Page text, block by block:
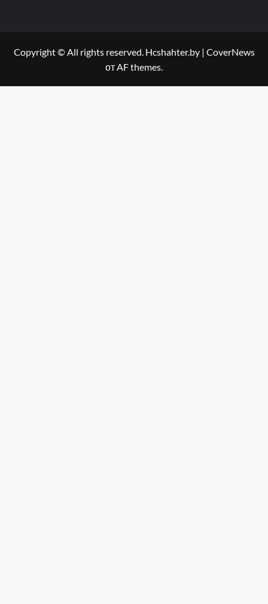
Copyright © All rights reserved. Hcshahter.by | CoverNews
от AF themes.